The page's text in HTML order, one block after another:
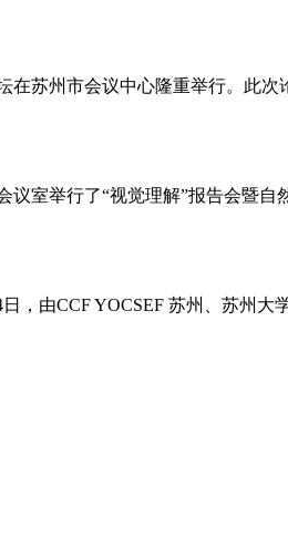
在苏州市会议中心隆重举行。此
室举行了“视觉理解”报告会暨
，由CCF YOCSEF 苏州、苏州